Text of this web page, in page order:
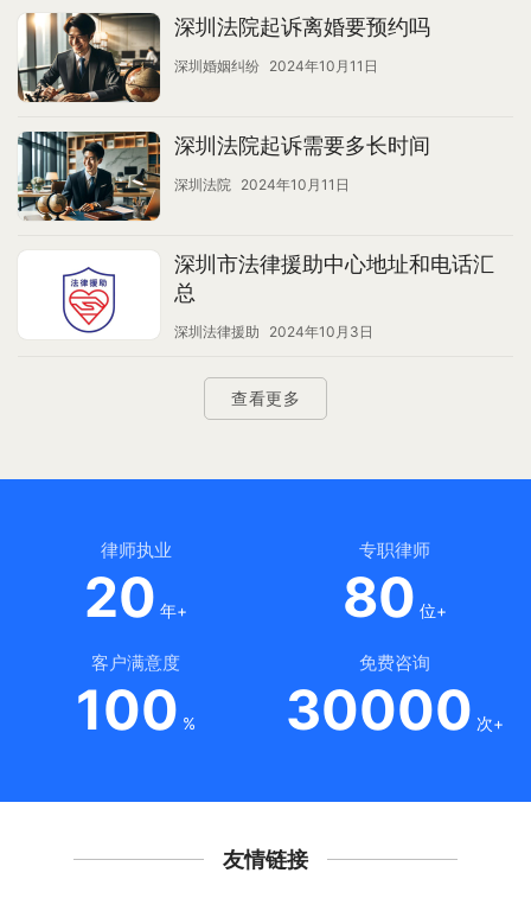
深圳法院起诉离婚要预约吗
深圳婚姻纠纷 2024年10月11日
深圳法院起诉需要多长时间
深圳法院 2024年10月11日
深圳市法律援助中心地址和电话汇
总
深圳法律援助 2024年10月3日
查看更多
律师执业
20 年+
专职律师
80 位+
客户满意度
100 %
免费咨询
30000 次+
友情链接